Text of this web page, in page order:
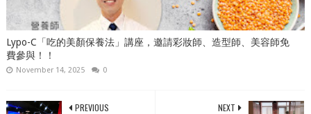
Lypo-C「吃的美顏保養法」講座，邀請彩妝師、造型師、美容師免
費參與！！
November 14, 2025 0
NEXT
PREVIOUS